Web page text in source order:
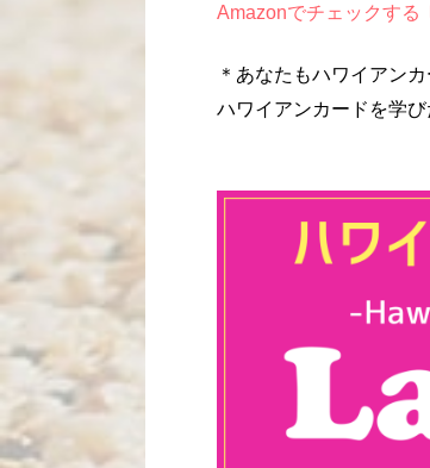
Amazonでチェックする
＊あなたもハワイアン
ハワイアンカードを学